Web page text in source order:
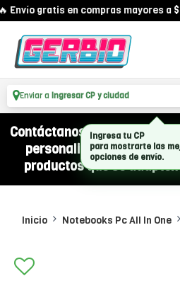
Envío gratis en compras mayores a
Enviar a Ingresar CP y ciudad
Contáctanos por WhatsApp
personalizado para
productos que se
Inicio Notebooks Pc All In One